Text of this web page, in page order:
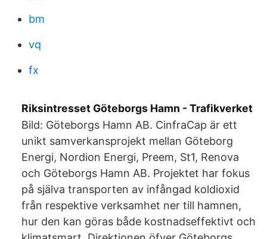
bm
vq
fx
Riksintresset Göteborgs Hamn - Trafikverket
Bild: Göteborgs Hamn AB. CinfraCap är ett
unikt samverkansprojekt mellan Göteborg
Energi, Nordion Energi, Preem, St1, Renova
och Göteborgs Hamn AB. Projektet har fokus
på själva transporten av infångad koldioxid
från respektive verksamhet ner till hamnen,
hur den kan göras både kostnadseffektivt och